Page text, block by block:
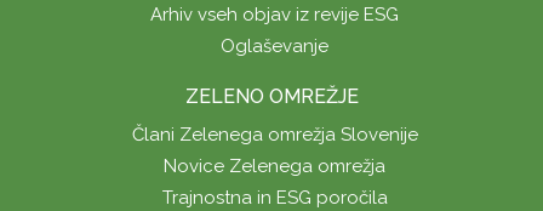
Arhiv vseh objav iz revije ESG
Oglaševanje
ZELENO OMREŽJE
Člani Zelenega omrežja Slovenije
Novice Zelenega omrežja
Trajnostna in ESG poročila